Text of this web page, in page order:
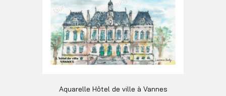
Aquarelle Hôtel de ville à Vannes